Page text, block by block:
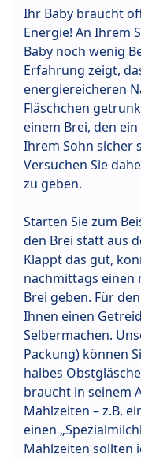
Ihr Baby braucht
Energie! An Ihrem
Baby noch wenig
Erfahrung zeigt,
energiereicheren
Fläschchen
einem Brei, den
Ihrem Sohn sicher
Versuchen Sie
zu geben.
Starten Sie zum
den Brei statt aus
Klappt das gut,
nachmittags einen
Brei geben. Für
Ihnen einen
Selbermachen.
Packung) können
halbes
braucht in seinem
Mahlzeiten – z.B.
einen
Mahlzeiten sollten